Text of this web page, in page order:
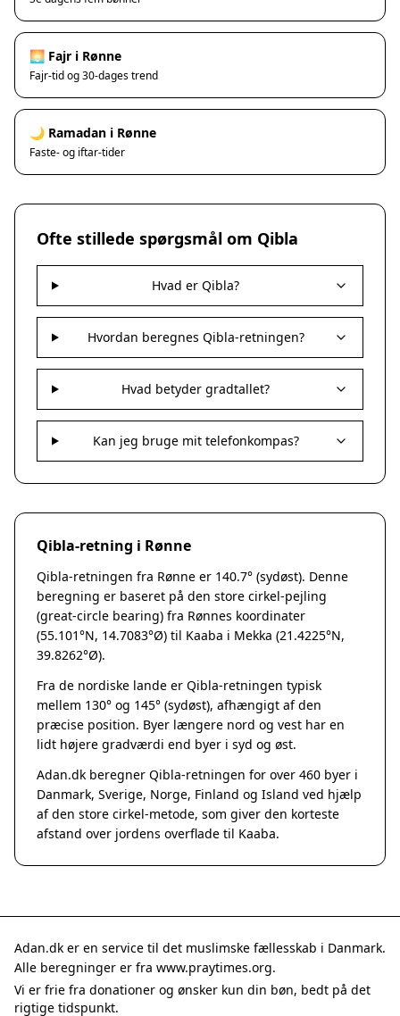
Vanløse
Haslev
Kalundborg
Korsør
Nykøbing Sjælland
Præstø
Sorø
Stege
Svendstrup
Vordingborg
Assens
Bogense
Faaborg
Kerteminde
Middelfart
Munkebo
Ringe
Rudkøbing
Ebeltoft
Galten
Grenaa
Hedensted
Hinnerup
Hobro
Mariager
Odder
Purhus
Rønde
Tranbjerg
Trustrup
Billund
🌅 Fajr i Rønne
Fajr-tid og 30-dages trend
🌙 Ramadan i Rønne
Faste- og iftar-tider
Ofte stillede spørgsmål om Qibla
Hvad er Qibla?
Hvordan beregnes Qibla-retningen?
Hvad betyder gradtallet?
Kan jeg bruge mit telefonkompas?
Qibla-retning i Rønne
Qibla-retningen fra Rønne er 140.7° (sydøst). Denne
beregning er baseret på den store cirkel-pejling
(great-circle bearing) fra Rønnes koordinater
(55.101°N, 14.7083°Ø) til Kaaba i Mekka (21.4225°N,
39.8262°Ø).
Fra de nordiske lande er Qibla-retningen typisk
mellem 130° og 145° (sydøst), afhængigt af den
præcise position. Byer længere nord og vest har en
lidt højere gradværdi end byer i syd og øst.
Adan.dk beregner Qibla-retningen for over 460 byer i
Danmark, Sverige, Norge, Finland og Island ved hjælp
af den store cirkel-metode, som giver den korteste
afstand over jordens overflade til Kaaba.
Adan.dk er en service til det muslimske fællesskab i Danmark.
Alle beregninger er fra www.praytimes.org.
Vi er frie fra donationer og ønsker kun din bøn, bedt på det
rigtige tidspunkt.